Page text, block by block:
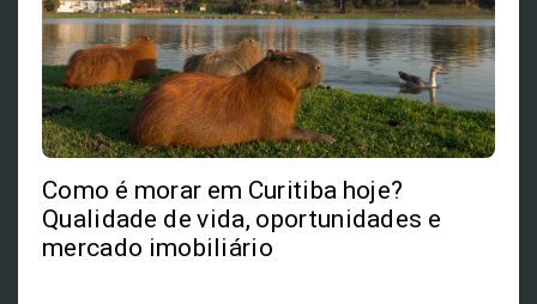
Como é morar em Curitiba hoje?
Qualidade de vida, oportunidades e
mercado imobiliário